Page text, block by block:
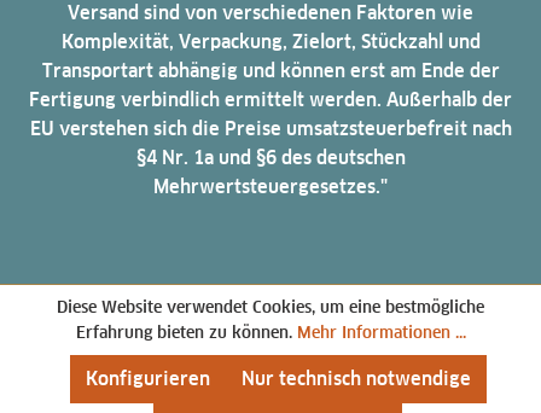
Versand sind von verschiedenen Faktoren wie
Komplexität, Verpackung, Zielort, Stückzahl und
Transportart abhängig und können erst am Ende der
Fertigung verbindlich ermittelt werden. Außerhalb der
EU verstehen sich die Preise umsatzsteuerbefreit nach
§4 Nr. 1a und §6 des deutschen
Mehrwertsteuergesetzes."
Diese Website verwendet Cookies, um eine bestmögliche
Erfahrung bieten zu können. Mehr Informationen ...
Nur technisch notwendige
Konfigurieren